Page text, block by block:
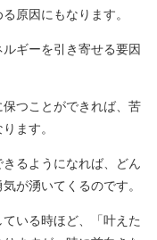
原因にもなります。
ギーを引き寄せる要因
つことができれば、苦
ます。
るようになれば、どん
が湧いてくるのです。
いる時ほど、「叶えた